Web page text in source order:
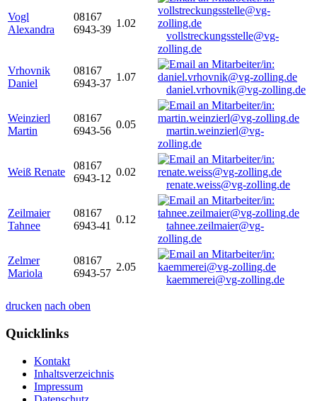
Vogl
Alexandra
08167
6943-39
1.02
vollstreckungsstelle@vg-
zolling.de
Vrhovnik
Daniel
08167
6943-37
1.07
daniel.vrhovnik@vg-zolling.de
Weinzierl
Martin
08167
6943-56
0.05
martin.weinzierl@vg-
zolling.de
Weiß Renate
08167
6943-12
0.02
renate.weiss@vg-zolling.de
Zeilmaier
Tahnee
08167
6943-41
0.12
tahnee.zeilmaier@vg-
zolling.de
Zelmer
Mariola
08167
6943-57
2.05
kaemmerei@vg-zolling.de
drucken nach oben
Quicklinks
Kontakt
Inhaltsverzeichnis
Impressum